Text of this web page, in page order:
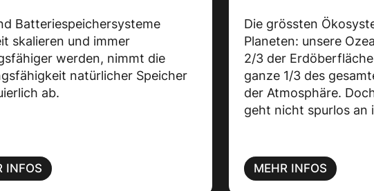
Batteriespeichersysteme
skalieren und immer
werden, nimmt die
natürlicher Speicher
ab.
INFOS
Die grössten
Planeten: unsere
2/3 der
ganze 1/3 des
der Atmosphäre.
geht nicht spurlos an
MEHR INFOS